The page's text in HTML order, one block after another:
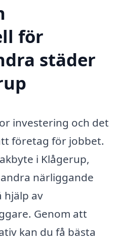
för
städer
investering och det
företag för jobbet.
i Klågerup,
närliggande
hjälp av
Genom att
kan du få bästa